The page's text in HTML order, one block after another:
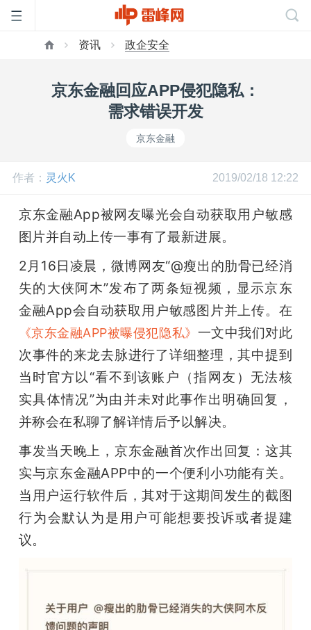
峰
网
公
开
课
活
中
心
专
资讯 政企安全
京东金融回应APP侵犯隐私：
需求错误开发
京东金融
作者： 灵火K 2019/02/18 12:22
京东金融App被网友曝光会自动获取用户敏感
图片并自动上传一事有了最新进展。
2月16日凌晨，微博网友“@瘦出的肋骨已经消
失的大侠阿木”发布了两条短视频，显示京东
金融App会自动获取用户敏感图片并上传。在
《京东金融APP被曝侵犯隐私》 一文中我们对此
次事件的来龙去脉进行了详细整理，其中提到
当时官方以“看不到该账户（指网友）无法核
实具体情况”为由并未对此事作出明确回复，
并称会在私聊了解详情后予以解决。
事发当天晚上，京东金融首次作出回复：这其
实与京东金融APP中的一个便利小功能有关。
当用户运行软件后，其对于这期间发生的截图
行为会默认为是用户可能想要投诉或者提建
议。